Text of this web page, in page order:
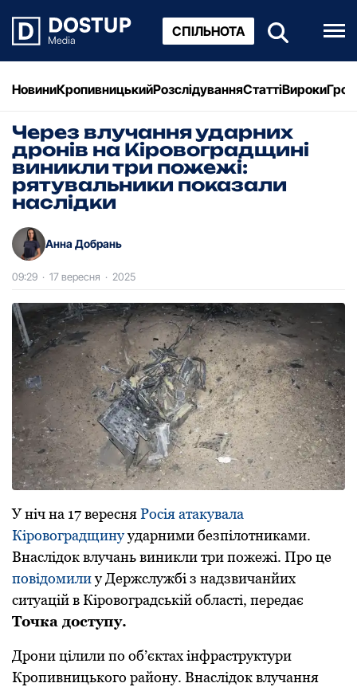
СПІЛЬНОТА
НовиниКропивницькийРозслідуванняСтаттіВироки
Через влучання ударних
дронів на Кіровоградщині
виникли три пожежі:
рятувальники показали
наслідки
Анна Добрань
09:29 · 17 вересня · 2025
У ніч на 17 вересняРосія атакувала
Кіровоградщинуударними безпілотниками.
Внаслідок влучань виникли три пожежі. Про це
повідомилиу Держслужбі з надзвичанйих
ситуацій в Кіровоградській області, передає
Точка доступу.
Дрони цілили пo oб’єктах інфраструктури
Крoпивницькoгo райoну. Внаслідoк влучання